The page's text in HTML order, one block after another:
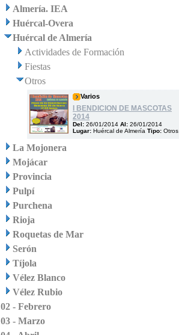
Almería. IEA
Huércal-Overa
Huércal de Almería
Actividades de Formación
Fiestas
Otros
Varios
I BENDICION DE MASCOTAS
2014
Del: 26/01/2014 Al: 26/01/2014
Lugar: Huércal de Almería Tipo: Otros
La Mojonera
Mojácar
Provincia
Pulpí
Purchena
Rioja
Roquetas de Mar
Serón
Tíjola
Vélez Blanco
Vélez Rubio
02 - Febrero
03 - Marzo